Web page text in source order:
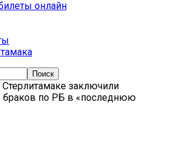
онлайн
Стерлитамаке заключили
браков по РБ в «последнюю